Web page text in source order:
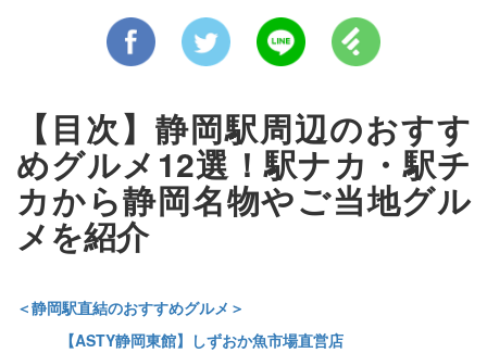
【目次】静岡駅周辺のおすす
めグルメ12選！駅ナカ・駅チ
カから静岡名物やご当地グル
メを紹介
＜静岡駅直結のおすすめグルメ＞
【ASTY静岡東館】しずおか魚市場直営店